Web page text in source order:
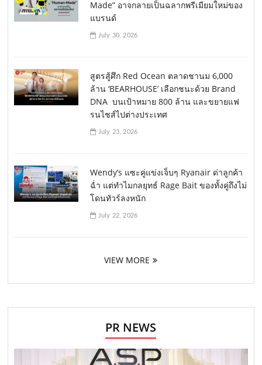
Made” อาจกลายเป็นฉลากพรีเมียมใหม่ของ
แบรนด์
July 30, 2026
สูตรสู้ศึก Red Ocean ตลาดชานม 6,000
ล้าน ‘BEARHOUSE’ เลือกชนะด้วย Brand
DNA บนเป้าหมาย 800 ล้าน และขยายแฟ
รนไชส์ไปต่างประเทศ
July 23, 2026
Wendy’s แซะคู่แข่งเจ็บๆ Ryanair ด่าลูกค้า
ฉ่ำ แต่ทำไมกลยุทธ์ Rage Bait ของทั้งคู่ถึงไม่
โดนทัวร์ลงหนัก
July 22, 2026
VIEW MORE
PR NEWS